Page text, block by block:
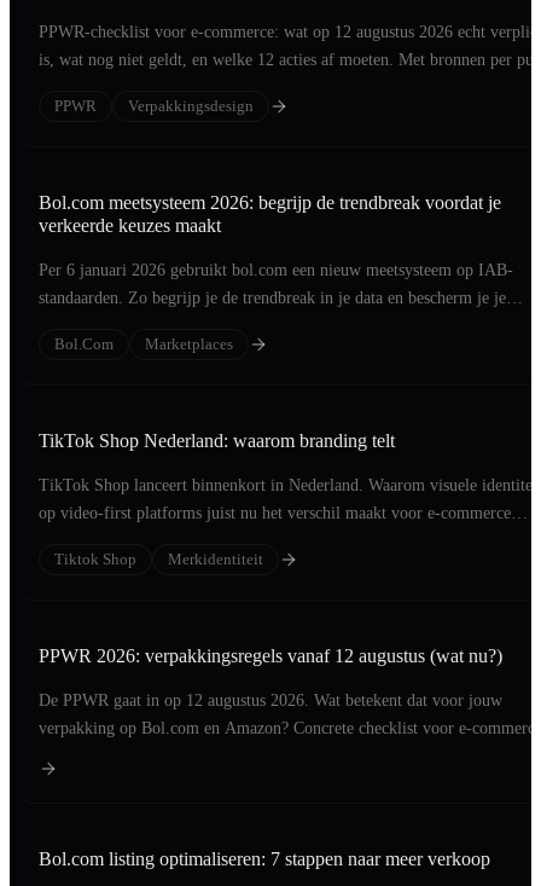
PPWR-checklist voor e-commerce: wat op 12 augustus 2026 echt
is, wat nog niet geldt, en welke 12 acties af moeten. Met bronnen per
PPWR Verpakkingsdesign
Bol.com meetsysteem 2026: begrijp de trendbreak voordat je
verkeerde keuzes maakt
Per 6 januari 2026 gebruikt bol.com een nieuw meetsysteem op IAB-
standaarden. Zo begrijp je de trendbreak in je data en bescherm je je
Bol.com
Marketplaces
TikTok Shop Nederland: waarom branding telt
TikTok Shop lanceert binnenkort in Nederland. Waarom visuele identiteit
op video-first platforms juist nu het verschil maakt voor e-commerce
Tiktok Shop
Merkidentiteit
PPWR 2026: verpakkingsregels vanaf 12 augustus (wat nu?)
De PPWR gaat in op 12 augustus 2026. Wat betekent dat voor jouw
verpakking op Bol.com en Amazon? Concrete checklist voor e-commerce
Bol.com listing optimaliseren: 7 stappen naar meer verkoop